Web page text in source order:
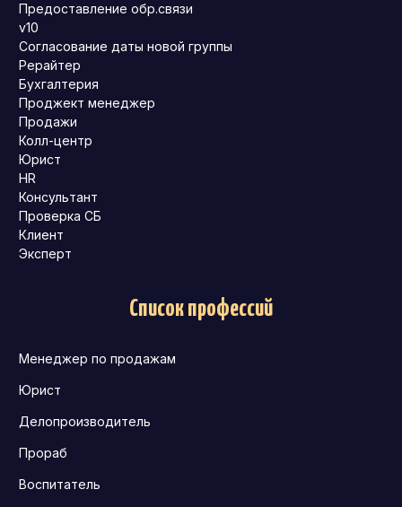
Предоставление обр.связи
v10
Согласование даты новой группы
Рерайтер
Бухгалтерия
Проджект менеджер
Продажи
Колл-центр
Юрист
HR
Консультант
Проверка СБ
Клиент
Эксперт
Список профессий
Менеджер по продажам
Юрист
Делопроизводитель
Прораб
Воспитатель